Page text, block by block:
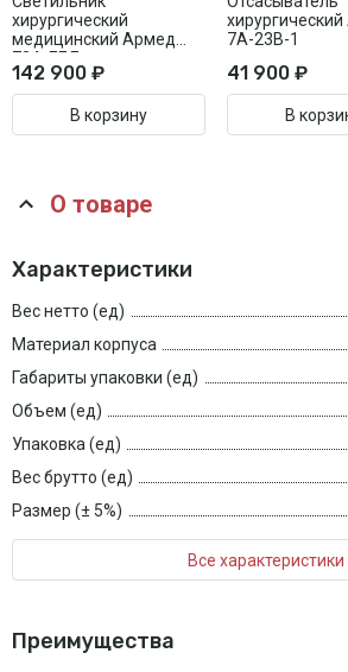
хирургический
медицинский Армед
734-ЛЕД
142 900 ₽
В корзину
7A-23B-1
41 900 ₽
В
О товаре
Характеристики
Вес нетто (ед)
Материал корпуса
Габариты упаковки (ед)
Объем (ед)
Упаковка (ед)
Вес брутто (ед)
Размер (± 5%)
Все характеристики
Преимущества